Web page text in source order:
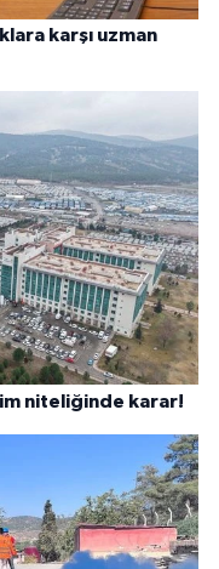
karşı uzman
niteliğinde karar!